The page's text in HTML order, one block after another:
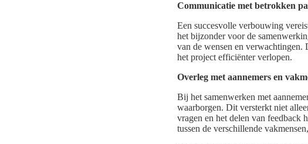
Communicatie met betrokken
Een succesvolle verbouwing
het bijzonder voor de
van de wensen en verwachtingen.
het project efficiënter verlopen.
Overleg met aannemers en
Bij het samenwerken met
waarborgen. Dit versterkt niet
vragen en het delen van feedback
tussen de verschillende